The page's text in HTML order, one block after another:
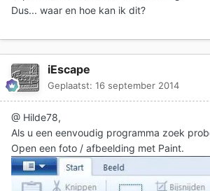
Dus... waar en hoe kan ik dit?
iEscape
Geplaatst: 16 september 2014
@ Hilde78,
Als u een eenvoudig programma zoek
Open een foto / afbeelding met Paint.